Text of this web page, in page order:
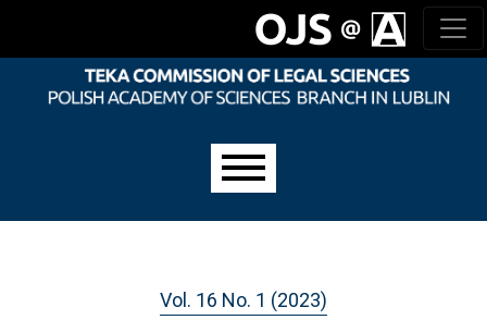
Vol. 16 No. 1 (2023)